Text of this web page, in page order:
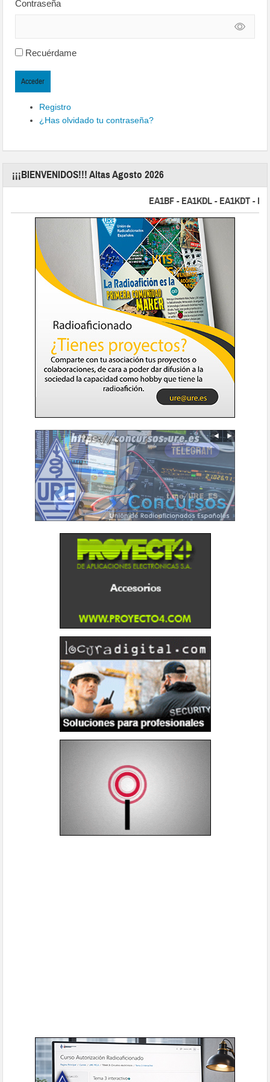
Contraseña
Recuérdame
Acceder
Registro
¿Has olvidado tu contraseña?
¡¡¡BIENVENIDOS!!! Altas Agosto 2026
EA1BF - EA1KDL - EA1KDT -